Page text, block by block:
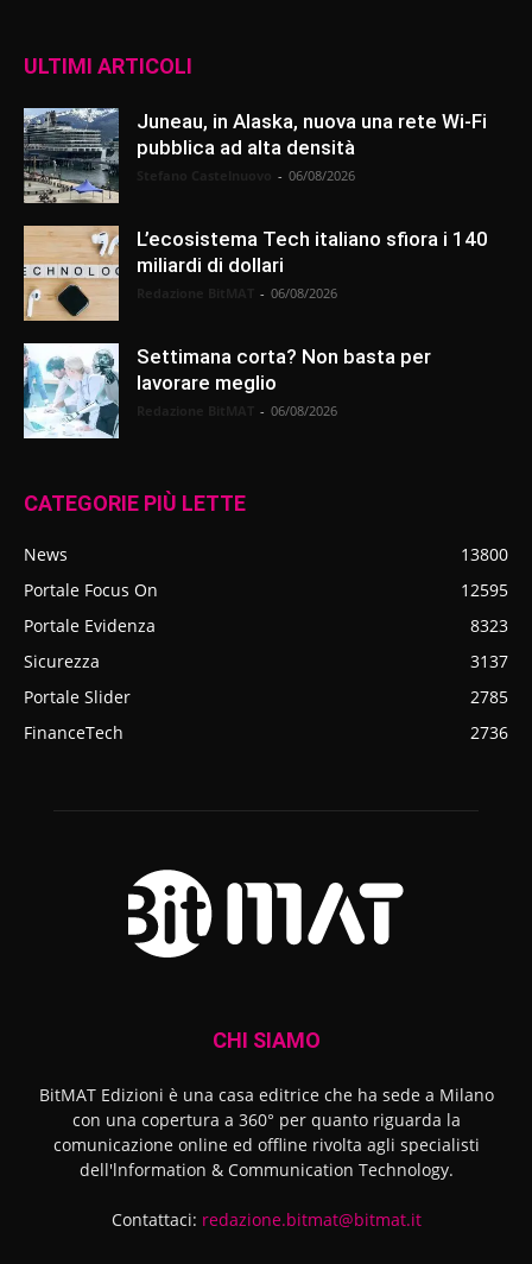
ULTIMI ARTICOLI
Juneau, in Alaska, nuova una rete Wi-Fi
pubblica ad alta densità
- 06/08/2026
L’ecosistema Tech italiano sfiora i 140
miliardi di dollari
- 06/08/2026
Settimana corta? Non basta per
lavorare meglio
- 06/08/2026
CATEGORIE PIÙ LETTE
News
13800
Portale Focus On
12595
Portale Evidenza
8323
Sicurezza
3137
Portale Slider
2785
FinanceTech
2736
CHI SIAMO
BitMAT Edizioni è una casa editrice che ha sede a Milano
con una copertura a 360° per quanto riguarda la
comunicazione online ed offline rivolta agli specialisti
dell'lnformation & Communication Technology.
Contattaci: redazione.bitmat@bitmat.it